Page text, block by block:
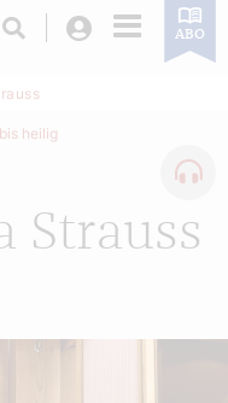
Login ABO
Strauss
heilig